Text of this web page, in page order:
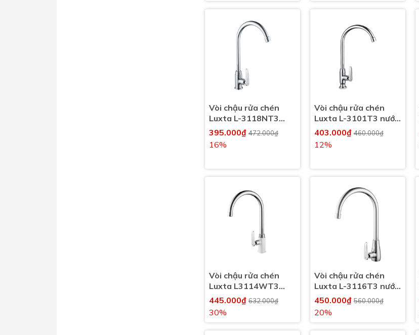
Vòi chậu rửa chén
Luxta L-3118NT3
nước lạnh
395.000₫ 472.000₫
16%
Vòi chậu rửa chén
Luxta L-3101T3 nước
lạnh
403.000₫460.000₫
12%
Vòi chậu rửa chén
Luxta L3114WT3
nước lạnh
445.000₫ 632.000₫
30%
Vòi chậu rửa chén
Luxta L-3116T3 nước
lạnh
450.000₫560.000₫
20%